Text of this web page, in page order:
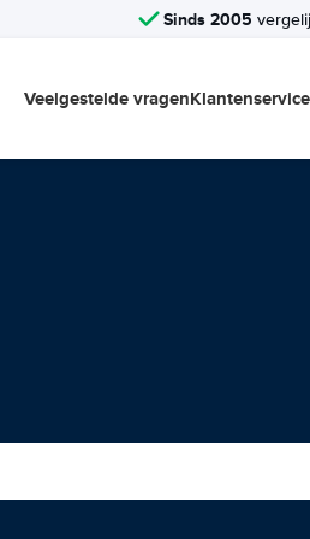
Sinds 2005
Veelgestelde vragenKlantenservice